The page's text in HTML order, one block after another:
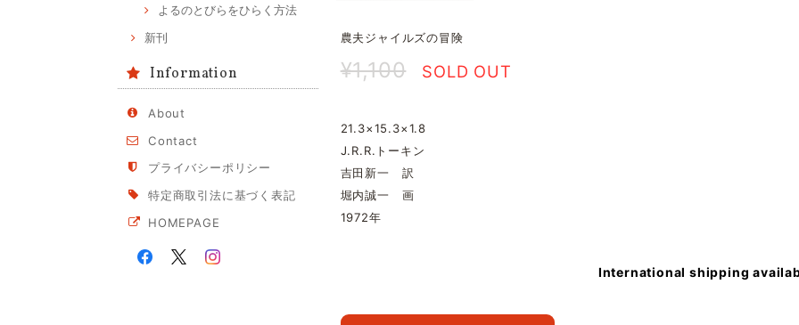
よるのとびらをひらく方法
新刊
Information
About
Contact
プライバシーポリシー
特定商取引法に基づく表記
HOMEPAGE
農夫ジャイルズの冒険
¥1,100 SOLD OUT
21.3×15.3×1.8
J.R.R.トーキン
吉田新一 訳
堀内誠一 画
1972年
International shipping